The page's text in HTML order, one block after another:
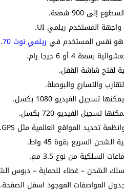
ريلمي نوت 70
.
لفتح شاشة القفل.
والتسارع والبوصلة.
المواصفات الموجود اسفل الصفحة.